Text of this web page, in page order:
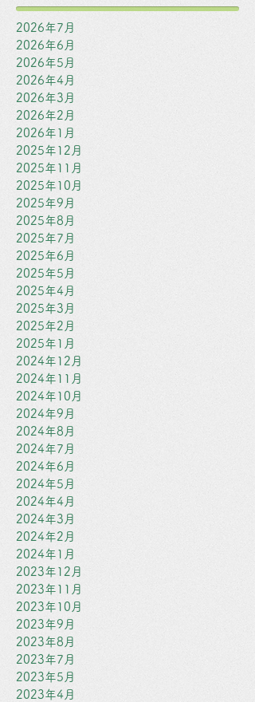
2026年7月
2026年6月
2026年5月
2026年4月
2026年3月
2026年2月
2026年1月
2025年12月
2025年11月
2025年10月
2025年9月
2025年8月
2025年7月
2025年6月
2025年5月
2025年4月
2025年3月
2025年2月
2025年1月
2024年12月
2024年11月
2024年10月
2024年9月
2024年8月
2024年7月
2024年6月
2024年5月
2024年4月
2024年3月
2024年2月
2024年1月
2023年12月
2023年11月
2023年10月
2023年9月
2023年8月
2023年7月
2023年5月
2023年4月